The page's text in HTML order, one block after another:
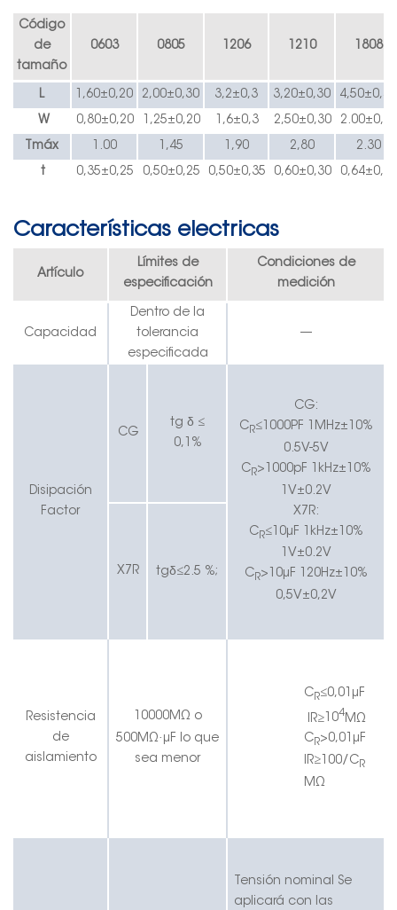
Código
de
tamaño
0603 0805 1206 1210 1808
L 1,60±0,20 2,00±0,30 3,2±0,3 3,20±0,30 4,50±0,40
W 0,80±0,20 1,25±0,20 1,6±0,3 2,50±0,30 2.00±0,30
Tmáx 1.00 1,45 1,90 2,80 2.30
t 0,35±0,25 0,50±0,25 0,50±0,35 0,60±0,30 0,64±0,38
Características electricas
Artículo
Límites de
especificación
Condiciones de
medición
Capacidad
Dentro de la
tolerancia
especificada
—
Disipación
Factor
CG
tg δ ≤
0,1%
CG:
C R≤1000PF 1MHz±10%
0.5V-5V
C R>1000pF 1kHz±10%
1V±0.2V
X7R:
C R≤10μF 1kHz±10%
1V±0.2V
C R>10μF 120Hz±10%
0,5V±0,2V
X7R tgδ≤2.5 %;
Resistencia
de
aislamiento
10000MΩ o
500MΩ· μF lo que
sea menor
C R≤0,01 μF
IR≥ 104MΩ
C R>0,01 μF
IR≥ 100/C R
MΩ
Tensión nominal Se
aplicará con las